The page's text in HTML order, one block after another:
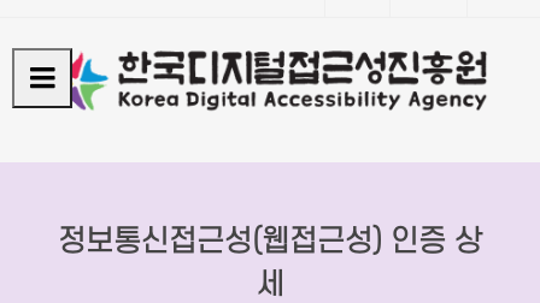
정보통신접근성(웹접근성) 인증 상
세